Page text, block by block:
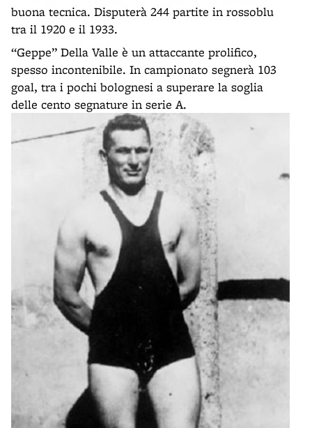
buona tecnica. Disputerà 244 partite in rossoblu
tra il 1920 e il 1933.
“Geppe” Della Valle è un attaccante prolifico,
spesso incontenibile. In campionato segnerà 103
goal, tra i pochi bolognesi a superare la soglia
delle cento segnature in serie A.